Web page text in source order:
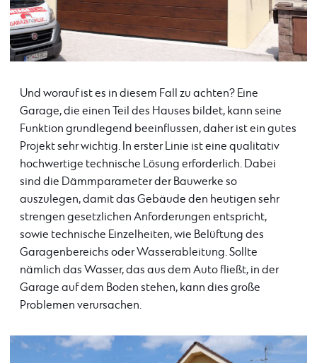
Und worauf ist es in diesem Fall zu achten? Eine
Garage, die einen Teil des Hauses bildet, kann seine
Funktion grundlegend beeinflussen, daher ist ein gutes
Projekt sehr wichtig. In erster Linie ist eine qualitativ
hochwertige technische Lösung erforderlich. Dabei
sind die Dämmparameter der Bauwerke so
auszulegen, damit das Gebäude den heutigen sehr
strengen gesetzlichen Anforderungen entspricht,
sowie technische Einzelheiten, wie Belüftung des
Garagenbereichs oder Wasserableitung. Sollte
nämlich das Wasser, das aus dem Auto fließt, in der
Garage auf dem Boden stehen, kann dies große
Problemen verursachen.